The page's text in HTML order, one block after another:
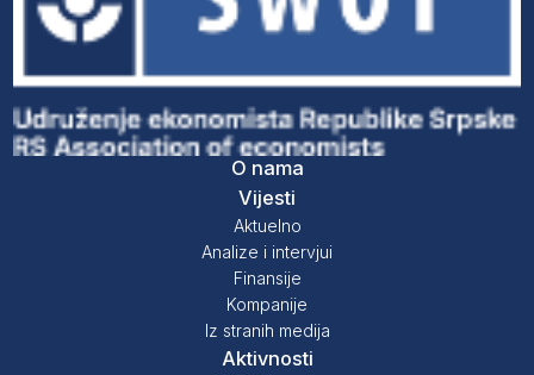
O nama
Vijesti
Aktuelno
Analize i intervjui
Finansije
Kompanije
Iz stranih medija
Aktivnosti